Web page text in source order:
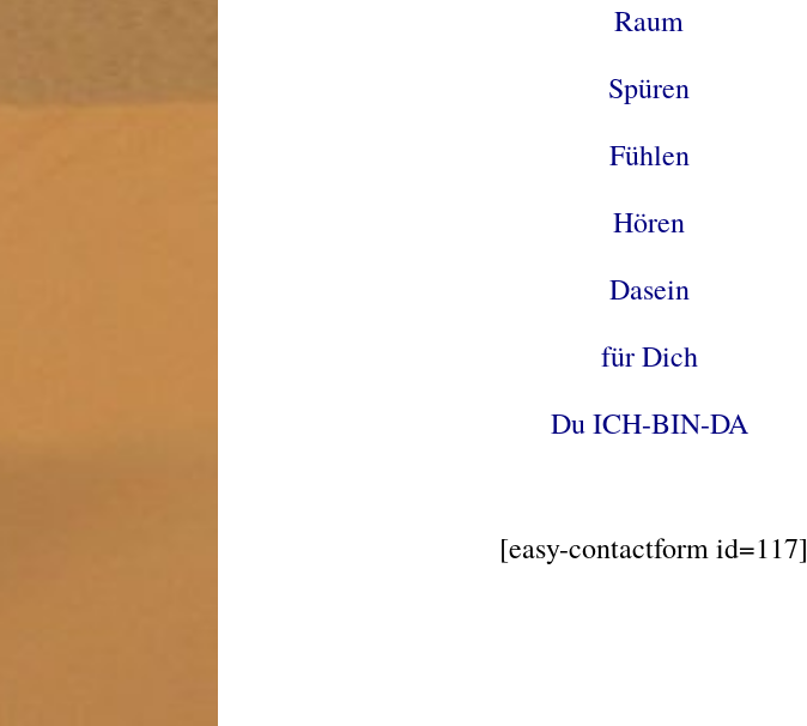
Raum
Spüren
Fühlen
Hören
Dasein
für Dich
Du ICH-BIN-DA
[easy-contactform id=117]